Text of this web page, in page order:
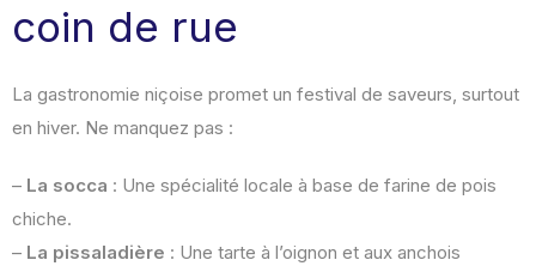
coin de rue
La gastronomie niçoise promet un festival de saveurs, surtout
en hiver. Ne manquez pas :
– La socca : Une spécialité locale à base de farine de pois
chiche.
– La pissaladière : Une tarte à l’oignon et aux anchois